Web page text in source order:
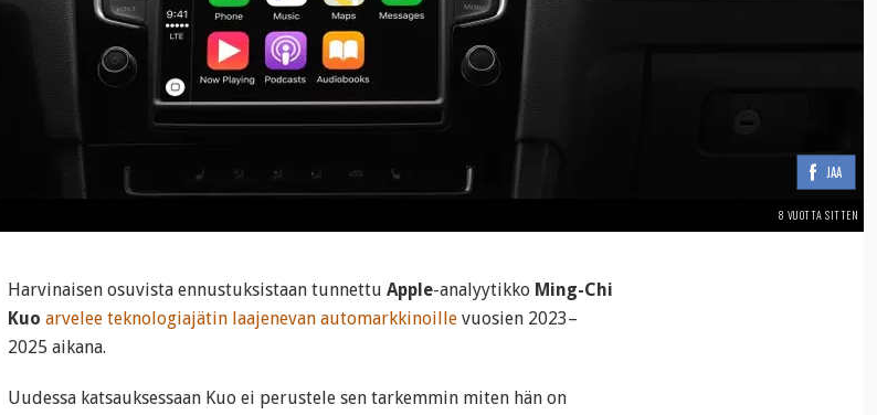
JAA
8 VUOTTA SITTEN
Harvinaisen osuvista ennustuksistaan tunnettu Apple-analyytikko Ming-Chi
Kuo arvelee teknologiajätin laajenevan automarkkinoille vuosien 2023–
2025 aikana.
Uudessa katsauksessaan Kuo ei perustele sen tarkemmin miten hän on